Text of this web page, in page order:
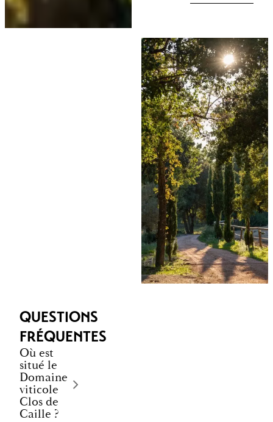
QUESTIONS
FRÉQUENTES
Où est
situé le
Domaine
viticole
Clos de
Caille ?